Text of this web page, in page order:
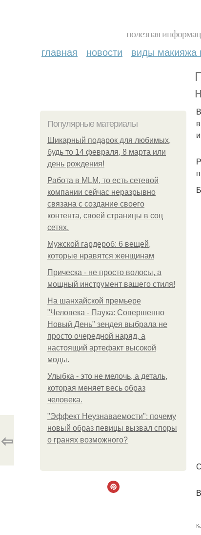
полезная
главная новости виды макияжа
Популярные материалы
Шикарный подарок для любимых,
будь то 14 февраля, 8 марта или
день рождения!
Работа в MLM, то есть сетевой
компании сейчас неразрывно
связана с создание своего
контента, своей страницы в соц
сетях.
Мужской гардероб: 6 вещей,
которые нравятся женщинам
Прическа - не просто волосы, а
мощный инструмент вашего стиля!
На шанхайской премьере
"Человека - Паука: Совершенно
Новый День" зендея выбрала не
просто очередной наряд, а
настоящий артефакт высокой
моды.
Улыбка - это не мелочь, а деталь,
которая меняет весь образ
человека.
"Эффект Неузнаваемости": почему
новый образ певицы вызвал споры
о гранях возможного?
⇦